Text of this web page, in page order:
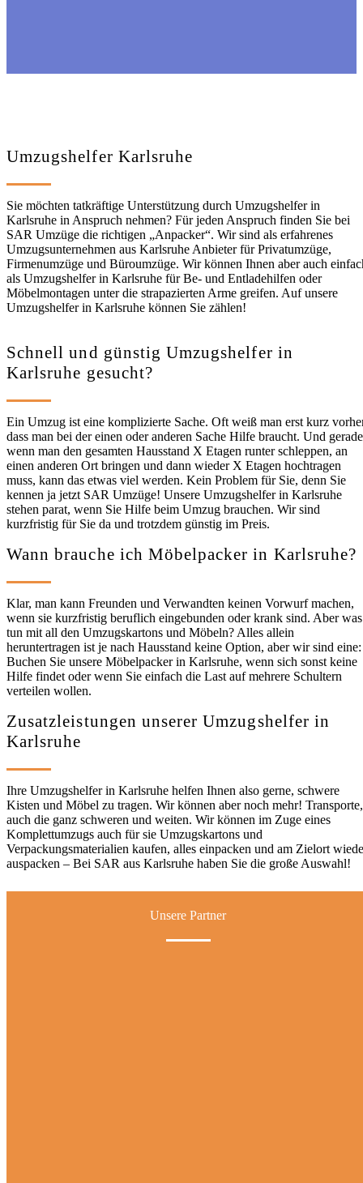
Umzugshelfer Karlsruhe
Sie möchten tatkräftige Unterstützung durch Umzugshelfer in
Karlsruhe in Anspruch nehmen? Für jeden Anspruch finden Sie bei
SAR Umzüge die richtigen „Anpacker“. Wir sind als erfahrenes
Umzugsunternehmen aus Karlsruhe Anbieter für Privatumzüge,
Firmenumzüge und Büroumzüge. Wir können Ihnen aber auch
als Umzugshelfer in Karlsruhe für Be- und Entladehilfen oder
Möbelmontagen unter die strapazierten Arme greifen. Auf unsere
Umzugshelfer in Karlsruhe können Sie zählen!
Schnell und günstig Umzugshelfer in
Karlsruhe gesucht?
Ein Umzug ist eine komplizierte Sache. Oft weiß man erst kurz
dass man bei der einen oder anderen Sache Hilfe braucht. Und
wenn man den gesamten Hausstand X Etagen runter schleppen, an
einen anderen Ort bringen und dann wieder X Etagen hochtragen
muss, kann das etwas viel werden. Kein Problem für Sie, denn Sie
kennen ja jetzt SAR Umzüge! Unsere Umzugshelfer in Karlsruhe
stehen parat, wenn Sie Hilfe beim Umzug brauchen. Wir sind
kurzfristig für Sie da und trotzdem günstig im Preis.
Wann brauche ich Möbelpacker in Karlsruhe?
Klar, man kann Freunden und Verwandten keinen Vorwurf machen,
wenn sie kurzfristig beruflich eingebunden oder krank sind. Aber was
tun mit all den Umzugskartons und Möbeln? Alles allein
heruntertragen ist je nach Hausstand keine Option, aber wir sind eine:
Buchen Sie unsere Möbelpacker in Karlsruhe, wenn sich sonst keine
Hilfe findet oder wenn Sie einfach die Last auf mehrere Schultern
verteilen wollen.
Zusatzleistungen unserer Umzugshelfer in
Karlsruhe
Ihre Umzugshelfer in Karlsruhe helfen Ihnen also gerne, schwere
Kisten und Möbel zu tragen. Wir können aber noch mehr! Transporte,
auch die ganz schweren und weiten. Wir können im Zuge eines
Komplettumzugs auch für sie Umzugskartons und
Verpackungsmaterialien kaufen, alles einpacken und am Zielort
auspacken – Bei SAR aus Karlsruhe haben Sie die große Auswahl!
Unsere Partner